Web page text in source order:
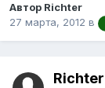
Автор Richter
27 марта, 2012 в
Richter